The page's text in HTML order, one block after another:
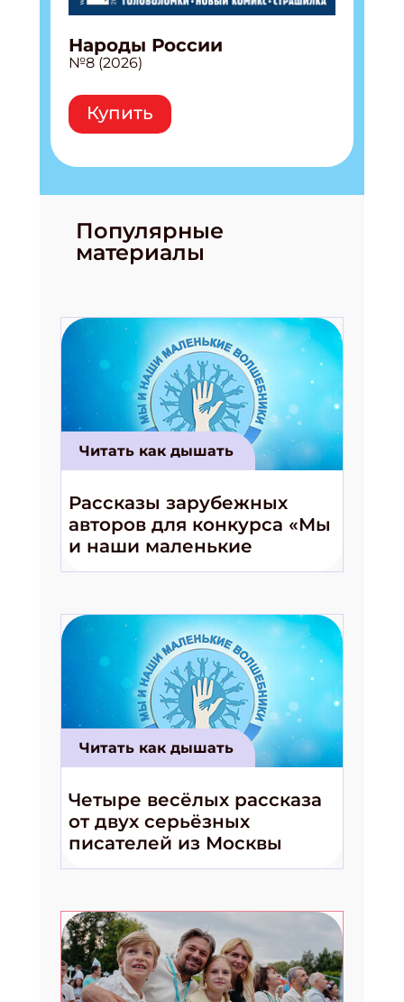
Народы России
№8 (2026)
Купить
Популярные
материалы
Читать как дышать
Рассказы зарубежных
авторов для конкурса «Мы
и наши маленькие
волшебники!»
Читать как дышать
Четыре весёлых рассказа
от двух серьёзных
писателей из Москвы